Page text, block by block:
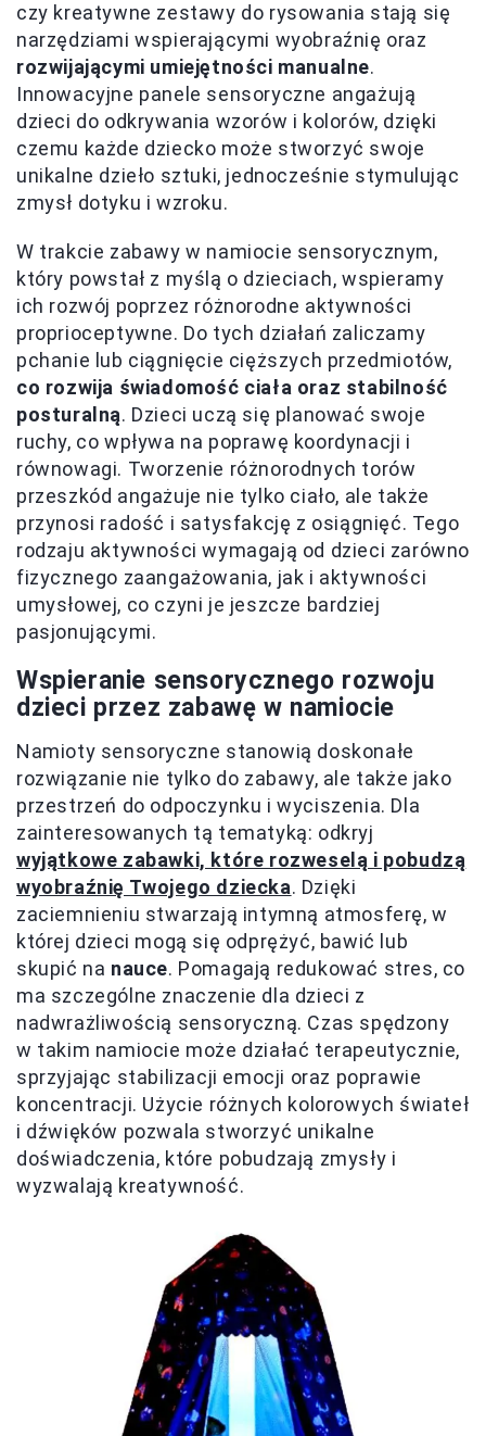
czy kreatywne zestawy do rysowania stają się
narzędziami wspierającymi wyobraźnię oraz
rozwijającymi umiejętności manualne.
Innowacyjne panele sensoryczne angażują
dzieci do odkrywania wzorów i kolorów, dzięki
czemu każde dziecko może stworzyć swoje
unikalne dzieło sztuki, jednocześnie stymulując
zmysł dotyku i wzroku.
W trakcie zabawy w namiocie sensorycznym,
który powstał z myślą o dzieciach, wspieramy
ich rozwój poprzez różnorodne aktywności
proprioceptywne. Do tych działań zaliczamy
pchanie lub ciągnięcie cięższych przedmiotów,
co rozwija świadomość ciała oraz stabilność
posturalną. Dzieci uczą się planować swoje
ruchy, co wpływa na poprawę koordynacji i
równowagi. Tworzenie różnorodnych torów
przeszkód angażuje nie tylko ciało, ale także
przynosi radość i satysfakcję z osiągnięć. Tego
rodzaju aktywności wymagają od dzieci zarówno
fizycznego zaangażowania, jak i aktywności
umysłowej, co czyni je jeszcze bardziej
pasjonującymi.
Wspieranie sensorycznego rozwoju
dzieci przez zabawę w namiocie
Namioty sensoryczne stanowią doskonałe
rozwiązanie nie tylko do zabawy, ale także jako
przestrzeń do odpoczynku i wyciszenia. Dla
zainteresowanych tą tematyką: odkryj
wyjątkowe zabawki, które rozweselą i pobudzą
wyobraźnię Twojego dziecka. Dzięki
zaciemnieniu stwarzają intymną atmosferę, w
której dzieci mogą się odprężyć, bawić lub
skupić na nauce. Pomagają redukować stres, co
ma szczególne znaczenie dla dzieci z
nadwrażliwością sensoryczną. Czas spędzony
w takim namiocie może działać terapeutycznie,
sprzyjając stabilizacji emocji oraz poprawie
koncentracji. Użycie różnych kolorowych świateł
i dźwięków pozwala stworzyć unikalne
doświadczenia, które pobudzają zmysły i
wyzwalają kreatywność.